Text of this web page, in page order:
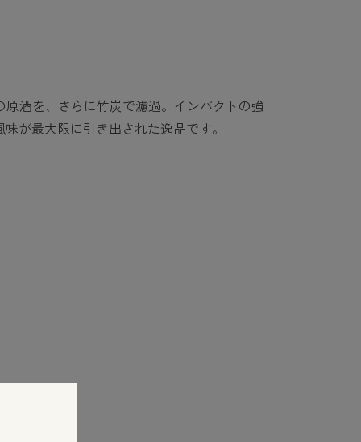
酒を、さらに竹炭で濾過。インパクトの強
が最大限に引き出された逸品です。